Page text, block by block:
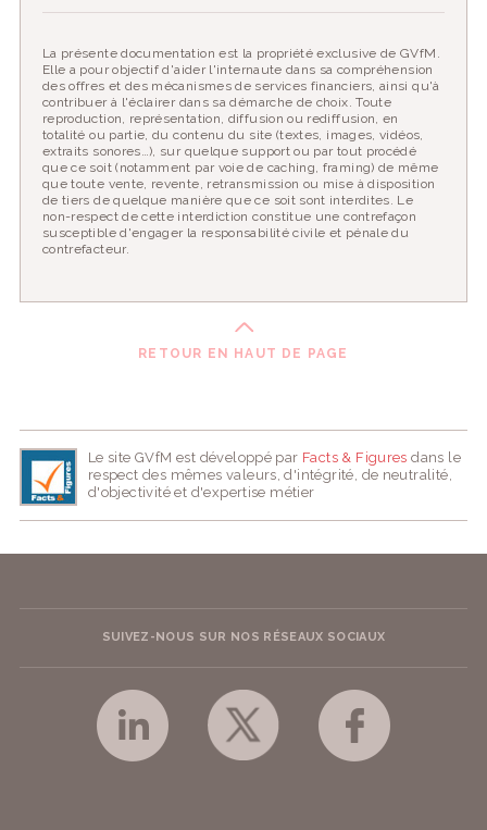
La présente documentation est la propriété exclusive de GVfM.
Elle a pour objectif d'aider l'internaute dans sa compréhension
des offres et des mécanismes de services financiers, ainsi qu'à
contribuer à l'éclairer dans sa démarche de choix. Toute
reproduction, représentation, diffusion ou rediffusion, en
totalité ou partie, du contenu du site (textes, images, vidéos,
extraits sonores…), sur quelque support ou par tout procédé
que ce soit (notamment par voie de caching, framing) de même
que toute vente, revente, retransmission ou mise à disposition
de tiers de quelque manière que ce soit sont interdites. Le
non-respect de cette interdiction constitue une contrefaçon
susceptible d'engager la responsabilité civile et pénale du
contrefacteur.
RETOUR EN HAUT DE PAGE
Le site GVfM est développé par Facts & Figures dans le
respect des mêmes valeurs, d'intégrité, de neutralité,
d'objectivité et d'expertise métier
SUIVEZ-NOUS SUR NOS RÉSEAUX SOCIAUX